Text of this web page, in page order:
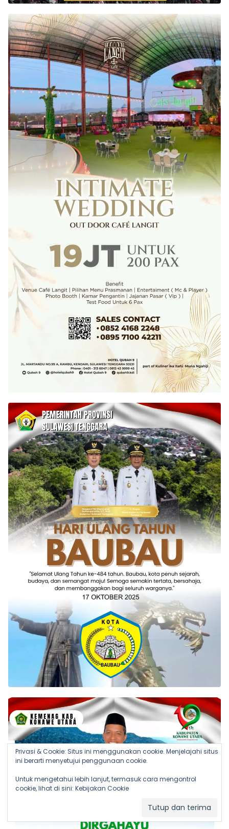
Privasi & Cookie: Situs ini menggunakan cookie. Menjelajahi situs
ini berarti menyetujui penggunaan cookie.
Untuk mengetahui lebih lanjut, termasuk cara mengontrol
cookie, lihat di sini: Kebijakan Cookie